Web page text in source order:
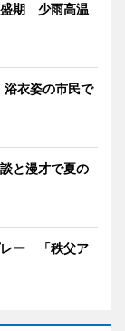
盛期 少雨高温
衣姿の市民で
と漫才で夏の
レー 「秩父ア